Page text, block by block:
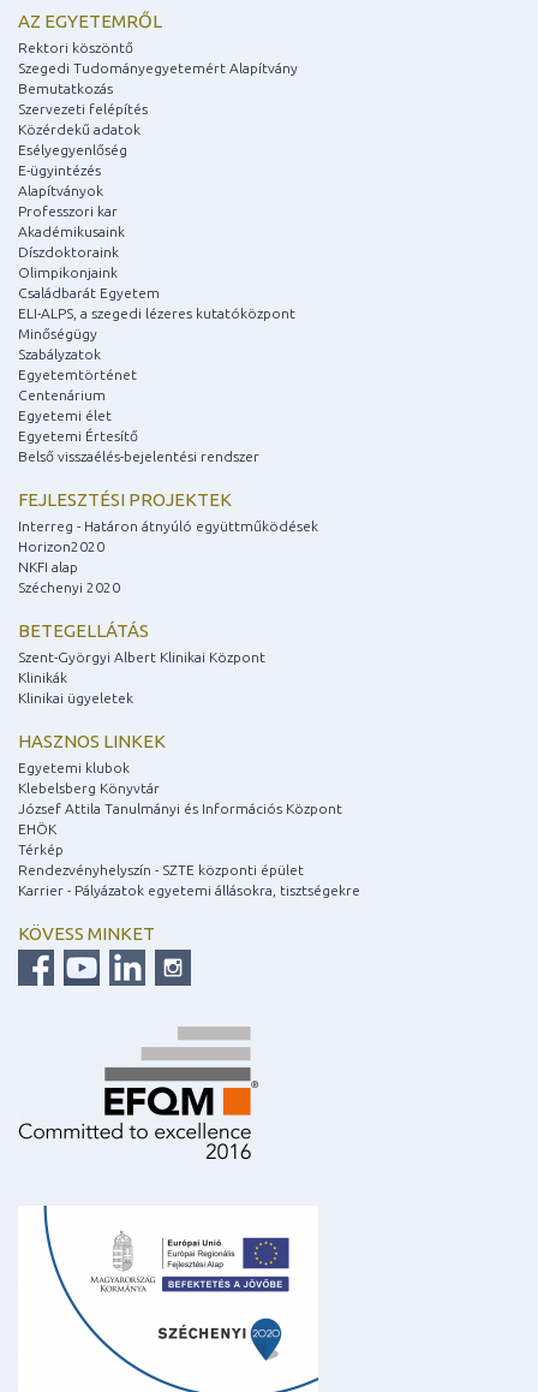
AZ EGYETEMRŐL
Rektori köszöntő
Szegedi Tudományegyetemért Alapítvány
Bemutatkozás
Szervezeti felépítés
Közérdekű adatok
Esélyegyenlőség
E-ügyintézés
Alapítványok
Professzori kar
Akadémikusaink
Díszdoktoraink
Olimpikonjaink
Családbarát Egyetem
ELI-ALPS, a szegedi lézeres kutatóközpont
Minőségügy
Szabályzatok
Egyetemtörténet
Centenárium
Egyetemi élet
Egyetemi Értesítő
Belső visszaélés-bejelentési rendszer
FEJLESZTÉSI PROJEKTEK
Interreg - Határon átnyúló együttműködések
Horizon2020
NKFI alap
Széchenyi 2020
BETEGELLÁTÁS
Szent-Györgyi Albert Klinikai Központ
Klinikák
Klinikai ügyeletek
HASZNOS LINKEK
Egyetemi klubok
Klebelsberg Könyvtár
József Attila Tanulmányi és Információs Központ
EHÖK
Térkép
Rendezvényhelyszín - SZTE központi épület
Karrier - Pályázatok egyetemi állásokra, tisztségekre
KÖVESS MINKET